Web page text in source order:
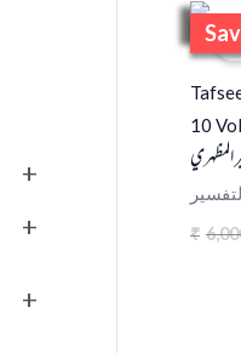
+
+
+
10
المظهري
₹